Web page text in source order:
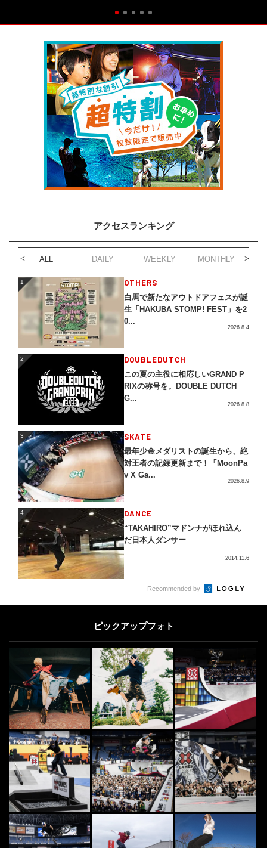
アクセスランキング
ALL DAILY WEEKLY MONTHLY
1 OTHERS
白馬で新たなアウトドアフェスが誕
生「HAKUBA STOMP! FEST」を2
0...
2026.8.4
2 DOUBLEDUTCH
この夏の主役に相応しいGRAND P
RIXの称号を。DOUBLE DUTCH
G...
2026.8.8
3 SKATE
最年少金メダリストの誕生から、絶
対王者の記録更新まで！「MoonPa
y X Ga...
2026.8.9
4 DANCE
“TAKAHIRO”マドンナがほれ込ん
だ日本人ダンサー
2014.11.6
2026年「TOYO TIRES Downtown
[PR] DANCE
ダンスとファッションを掛け合わせ
た唯一無二のスタイルで魅せるの
は、自分らしさを表...
2025.10.24
7 SKATE
スケボー初心者必見！ プロが教え
るオーリー練習方法
2019.9.12
8
世界のサーファーから愛された“サ
6
7
Recommended by
ピックアップフォト